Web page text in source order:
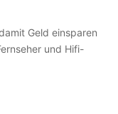
Geld einsparen
und Hifi-